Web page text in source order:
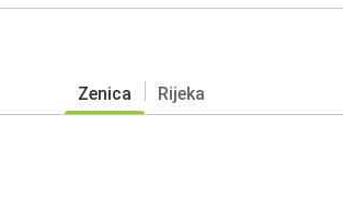
Zenica Rijeka